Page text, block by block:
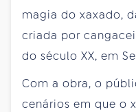
magia do xaxado,
criada por
do século XX, em
Com a obra, o
cenários em que o